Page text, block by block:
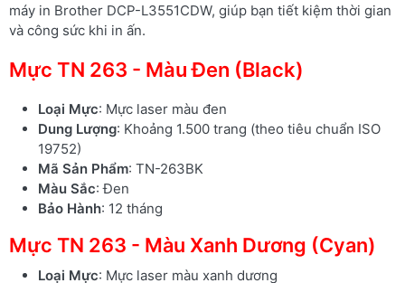
máy in Brother DCP-L3551CDW, giúp bạn tiết kiệm thời gian
và công sức khi in ấn.
Mực TN 263 - Màu Đen (Black)
Loại Mực: Mực laser màu đen
Dung Lượng: Khoảng 1.500 trang (theo tiêu chuẩn ISO
19752)
Mã Sản Phẩm: TN-263BK
Màu Sắc: Đen
Bảo Hành: 12 tháng
Mực TN 263 - Màu Xanh Dương (Cyan)
Loại Mực: Mực laser màu xanh dương